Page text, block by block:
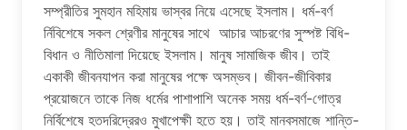
সম্প্রীতির সুমহান মহিমায় ভাস্বর নিয়ে এসেছে ইসলাম। ধর্ম-বর্ণ
র্নিবিশেষে সকল শ্রেণীর মানুষের সাথে আচার আচরণের সুস্পষ্ট বিধি-
বিধান ও নীতিমালা দিয়েছে ইসলাম। মানুষ সামাজিক জীব। তাই
একাকী জীবনযাপন করা মানুষের পক্ষে অসম্ভব। জীবন-জীবিকার
প্রয়োজনে তাকে নিজ ধর্মের পাশাপাশি অনেক সময় ধর্ম-বর্ণ-গোত্র
নির্বিশেষে হতদরিদ্রেরও মুখাপেক্ষী হতে হয়। তাই মানবসমাজে শান্তি-